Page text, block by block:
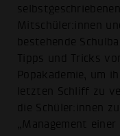
Mitschüler:innen
bestehende
Tipps und Tricks
Popakademie, um
letzten Schliff zu
die Schüler:innen
„Management einer